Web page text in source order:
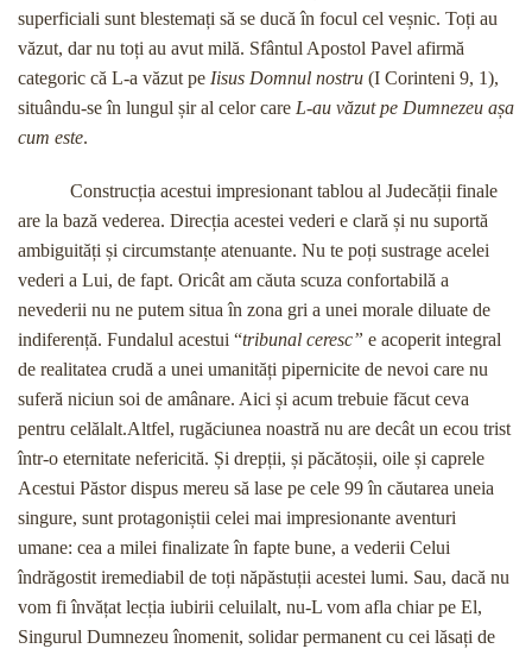
superficiali sunt blestemați să se ducă în focul cel veșnic. Toți au
văzut, dar nu toți au avut milă. Sfântul Apostol Pavel afirmă
categoric că L-a văzut pe Iisus Domnul nostru (I Corinteni 9, 1),
situându-se în lungul șir al celor care L-au văzut pe Dumnezeu așa
cum este.
Construcția acestui impresionant tablou al Judecății finale
are la bază vederea. Direcția acestei vederi e clară și nu suportă
ambiguități și circumstanțe atenuante. Nu te poți sustrage acelei
vederi a Lui, de fapt. Oricât am căuta scuza confortabilă a
nevederii nu ne putem situa în zona gri a unei morale diluate de
indiferență. Fundalul acestui “tribunal ceresc” e acoperit integral
de realitatea crudă a unei umanități pipernicite de nevoi care nu
suferă niciun soi de amânare. Aici și acum trebuie făcut ceva
pentru celălalt.Altfel, rugăciunea noastră nu are decât un ecou trist
într-o eternitate nefericită. Și drepții, și păcătoșii, oile și caprele
Acestui Păstor dispus mereu să lase pe cele 99 în căutarea uneia
singure, sunt protagoniștii celei mai impresionante aventuri
umane: cea a milei finalizate în fapte bune, a vederii Celui
îndrăgostit iremediabil de toți năpăstuții acestei lumi. Sau, dacă nu
vom fi învățat lecția iubirii celuilalt, nu-L vom afla chiar pe El,
Singurul Dumnezeu înomenit, solidar permanent cu cei lăsați de